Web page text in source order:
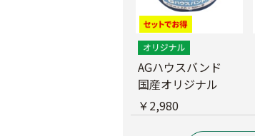
AGハウスバンド
国産オリジナル
￥2,980